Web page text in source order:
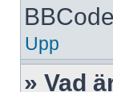
Upp
» Vad